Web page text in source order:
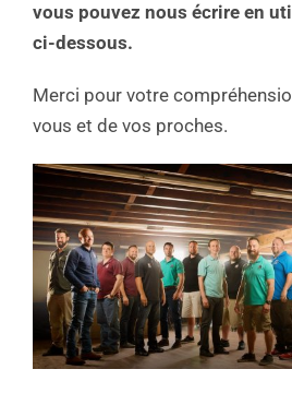
vous pouvez nous écrire en
ci-dessous.
Merci pour votre
vous et de vos proches.